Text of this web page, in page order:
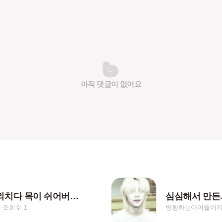
아직 댓글이 없어요
사랑만 외치다 목이 쉬어버렸어
조회수 1
심심해서 만든
방황하는아이들이